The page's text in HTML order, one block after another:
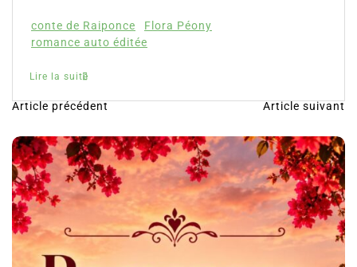
de Raiponce
Flora Péony
auto éditée
la suite
N
a
v
i
g
a
t
Article précédent Article suivant